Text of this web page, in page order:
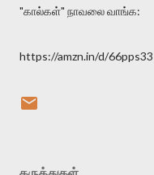
"கால்கள்" நாவலை வாங்க:
https://amzn.in/d/66pps33